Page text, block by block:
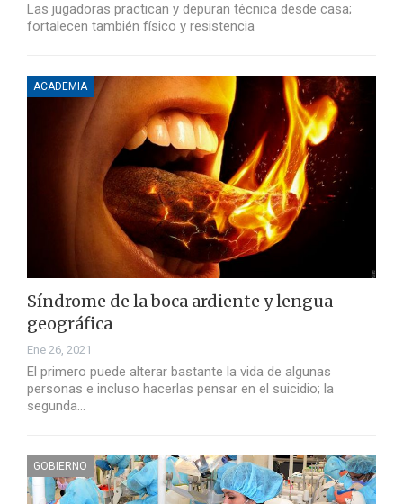
Las jugadoras practican y depuran técnica desde casa;
fortalecen también físico y resistencia
ACADEMIA
Síndrome de la boca ardiente y lengua
geográfica
Ene 26, 2021
El primero puede alterar bastante la vida de algunas
personas e incluso hacerlas pensar en el suicidio; la
segunda…
GOBIERNO